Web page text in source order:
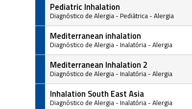
Pediatric Inhalation
Diagnóstico de Alergia - Pediátrica - Alergia
Mediterranean inhalation
Diagnóstico de Alergia - Inalatória - Alergia
Mediterranean Inhalation 2
Diagnóstico de Alergia - Inalatória - Alergia
Inhalation South East Asia
Diagnóstico de Alergia - Inalatória - Alergia